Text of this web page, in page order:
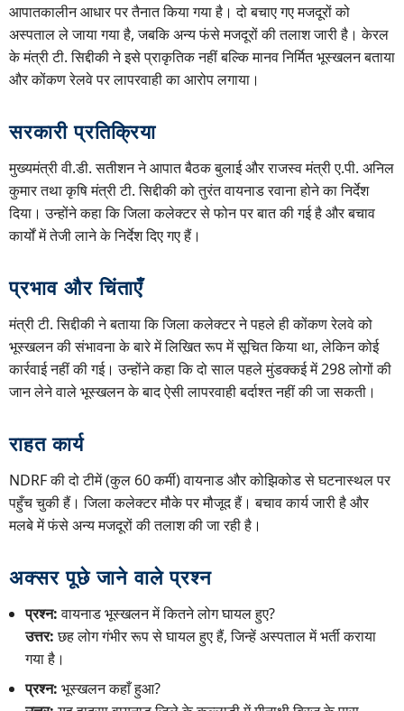
आपातकालीन आधार पर तैनात किया गया है। दो बचाए गए मजदूरों को
अस्पताल ले जाया गया है, जबकि अन्य फंसे मजदूरों की तलाश जारी है। केरल
के मंत्री टी. सिद्दीकी ने इसे प्राकृतिक नहीं बल्कि मानव निर्मित भूस्खलन बताया
और कोंकण रेलवे पर लापरवाही का आरोप लगाया।
सरकारी प्रतिक्रिया
मुख्यमंत्री वी.डी. सतीशन ने आपात बैठक बुलाई और राजस्व मंत्री ए.पी. अनिल
कुमार तथा कृषि मंत्री टी. सिद्दीकी को तुरंत वायनाड रवाना होने का निर्देश
दिया। उन्होंने कहा कि जिला कलेक्टर से फोन पर बात की गई है और बचाव
कार्यों में तेजी लाने के निर्देश दिए गए हैं।
प्रभाव और चिंताएँ
मंत्री टी. सिद्दीकी ने बताया कि जिला कलेक्टर ने पहले ही कोंकण रेलवे को
भूस्खलन की संभावना के बारे में लिखित रूप में सूचित किया था, लेकिन कोई
कार्रवाई नहीं की गई। उन्होंने कहा कि दो साल पहले मुंडक्कई में 298 लोगों की
जान लेने वाले भूस्खलन के बाद ऐसी लापरवाही बर्दाश्त नहीं की जा सकती।
राहत कार्य
NDRF की दो टीमें (कुल 60 कर्मी) वायनाड और कोझिकोड से घटनास्थल पर
पहुँच चुकी हैं। जिला कलेक्टर मौके पर मौजूद हैं। बचाव कार्य जारी है और
मलबे में फंसे अन्य मजदूरों की तलाश की जा रही है।
अक्सर पूछे जाने वाले प्रश्न
प्रश्न:वायनाड भूस्खलन में कितने लोग घायल हुए?
उत्तर:छह लोग गंभीर रूप से घायल हुए हैं, जिन्हें अस्पताल में भर्ती कराया
गया है।
प्रश्न: भूस्खलन कहाँ हुआ?